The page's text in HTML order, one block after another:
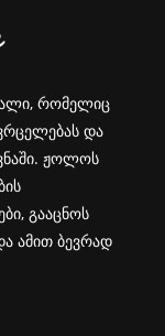
რომელიც
და
ჟოლოს
გააცნოს
ამით ბევრად